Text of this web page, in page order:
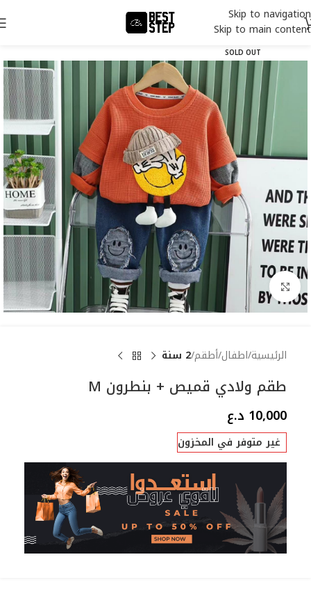
Skip to navigation
Skip to main content
SOLD OUT
Click to enlarge
الرئيسية اطفالأطقم2 سنة
طقم ولادي قميص + بنطرون M
10,000 د.ع
غير متوفر في المخزون